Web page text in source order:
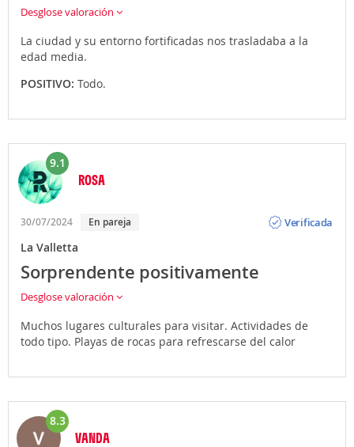
Desglose valoración
La ciudad y su entorno fortificadas nos trasladaba a la
edad media.
POSITIVO: Todo.
9.1
ROSA
30/07/2024 En pareja
Verificada
La Valletta
Sorprendente positivamente
Desglose valoración
Muchos lugares culturales para visitar. Actividades de
todo tipo. Playas de rocas para refrescarse del calor
8.3
VANDA